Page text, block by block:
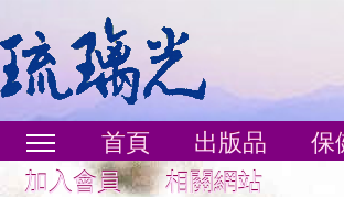
首頁 出版品
保
加入會員
相關網站